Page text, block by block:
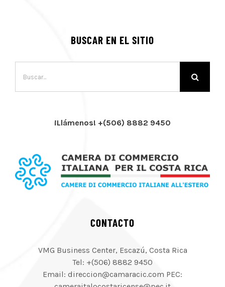
BUSCAR EN EL SITIO
¡Llámenos! +(506) 8882 9450
CONTACTO
VMG Business Center, Escazú, Costa Rica
Tel: +(506) 8882 9450
Email: direccion@camaracic.com PEC: